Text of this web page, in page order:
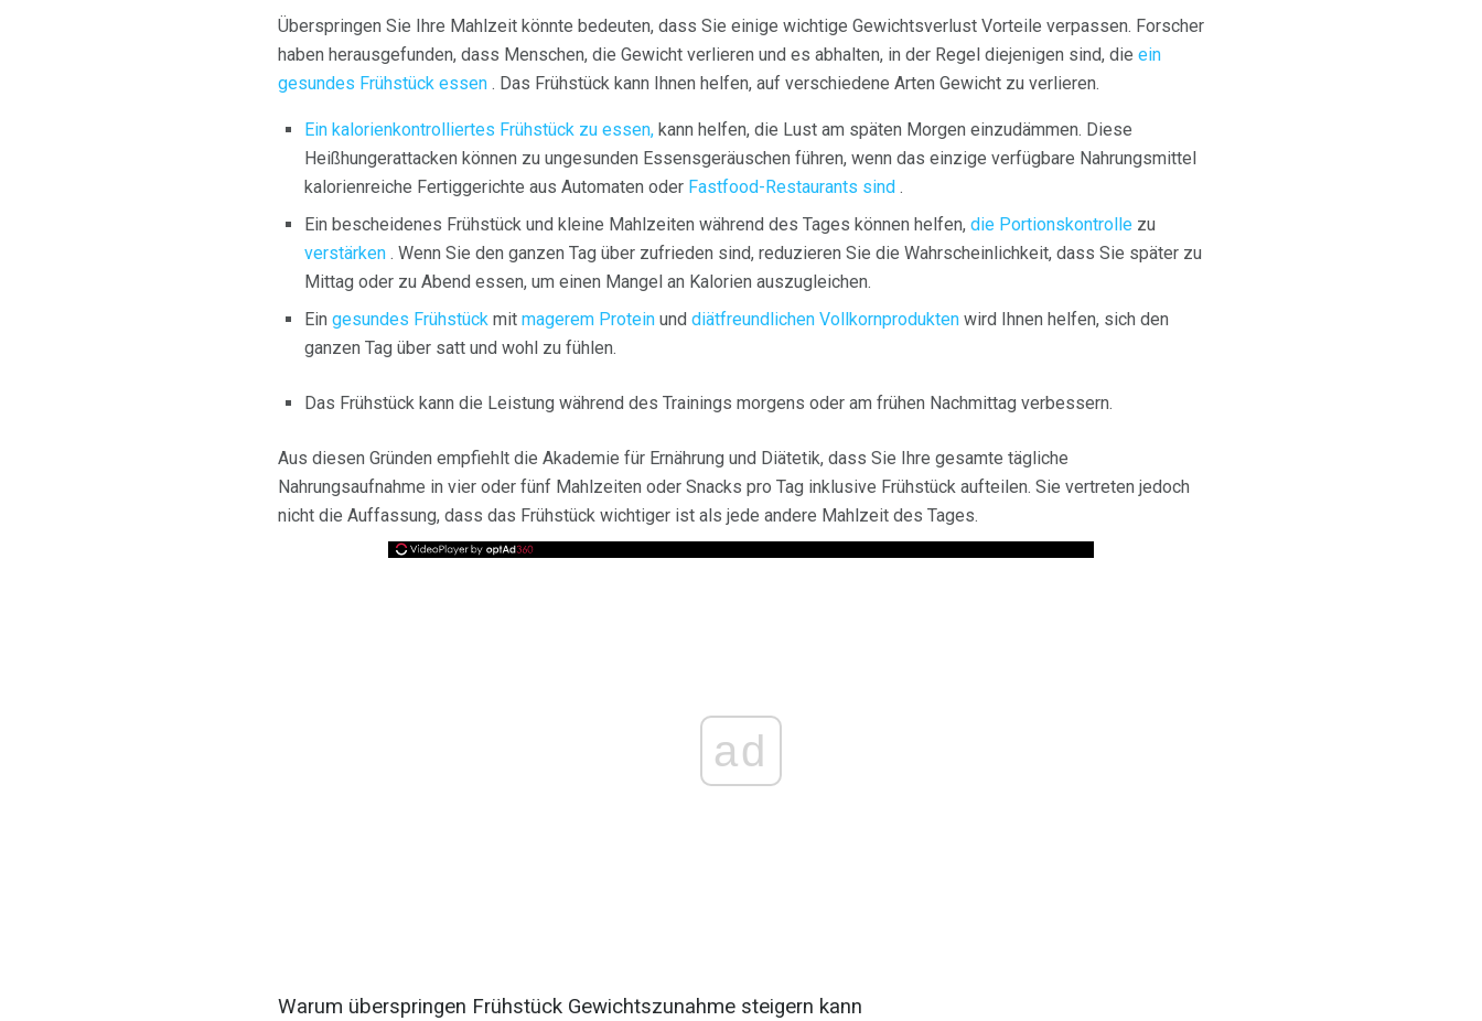
Überspringen Sie Ihre Mahlzeit könnte bedeuten, dass Sie einige wichtige Gewichtsverlust Vorteile verpassen. Forscher
haben herausgefunden, dass Menschen, die Gewicht verlieren und es abhalten, in der Regel diejenigen sind, die ein
gesundes Frühstück essen . Das Frühstück kann Ihnen helfen, auf verschiedene Arten Gewicht zu verlieren.
Ein kalorienkontrolliertes Frühstück zu essen, kann helfen, die Lust am späten Morgen einzudämmen. Diese
Heißhungerattacken können zu ungesunden Essensgeräuschen führen, wenn das einzige verfügbare Nahrungsmittel
kalorienreiche Fertiggerichte aus Automaten oder Fastfood-Restaurants sind .
Ein bescheidenes Frühstück und kleine Mahlzeiten während des Tages können helfen, die Portionskontrolle zu
verstärken . Wenn Sie den ganzen Tag über zufrieden sind, reduzieren Sie die Wahrscheinlichkeit, dass Sie später zu
Mittag oder zu Abend essen, um einen Mangel an Kalorien auszugleichen.
Ein gesundes Frühstück mit magerem Protein und diätfreundlichen Vollkornprodukten wird Ihnen helfen, sich den
ganzen Tag über satt und wohl zu fühlen.
Das Frühstück kann die Leistung während des Trainings morgens oder am frühen Nachmittag verbessern.
Aus diesen Gründen empfiehlt die Akademie für Ernährung und Diätetik, dass Sie Ihre gesamte tägliche
Nahrungsaufnahme in vier oder fünf Mahlzeiten oder Snacks pro Tag inklusive Frühstück aufteilen. Sie vertreten jedoch
nicht die Auffassung, dass das Frühstück wichtiger ist als jede andere Mahlzeit des Tages.
ad
Warum überspringen Frühstück Gewichtszunahme steigern kann